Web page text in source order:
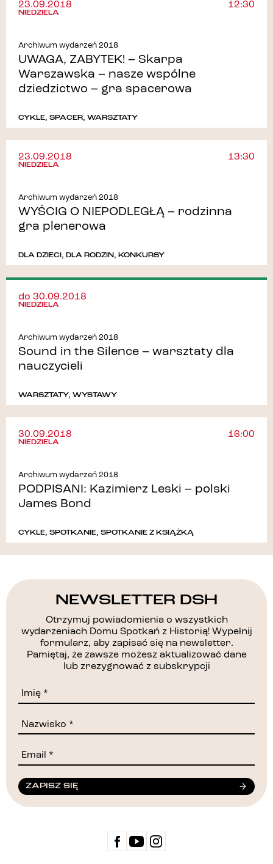
23.09.2018
NIEDZIELA
12:30
Archiwum wydarzeń 2018
UWAGA, ZABYTEK! – Skarpa
Warszawska – nasze wspólne
dziedzictwo – gra spacerowa
CYKLE, SPACER, WARSZTATY
23.09.2018
NIEDZIELA
13:30
Archiwum wydarzeń 2018
WYŚCIG O NIEPODLEGŁĄ – rodzinna
gra plenerowa
DLA DZIECI, DLA RODZIN, KONKURSY
do 30.09.2018
NIEDZIELA
Archiwum wydarzeń 2018
Sound in the Silence – warsztaty dla
nauczycieli
WARSZTATY, WYSTAWY
30.09.2018
NIEDZIELA
16:00
Archiwum wydarzeń 2018
PODPISANI: Kazimierz Leski – polski
James Bond
CYKLE, SPOTKANIE, SPOTKANIE Z KSIĄŻKĄ
NEWSLETTER DSH
Otrzymuj powiadomienia o wszystkich
wydarzeniach Domu Spotkań z Historią! Wypełnij
formularz, aby zapisać się na newsletter.
Pamiętaj, że zawsze możesz aktualizować dane
lub zrezygnować z subskrypcji
ZAPISZ SIĘ